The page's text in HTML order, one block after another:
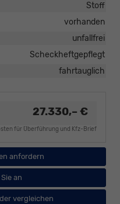
Stoff
vorhanden
unfallfrei
Scheckheftgepflegt
fahrtauglich
27.330,– €
für Überführung und Kfz-Brief
anfordern
an
vergleichen